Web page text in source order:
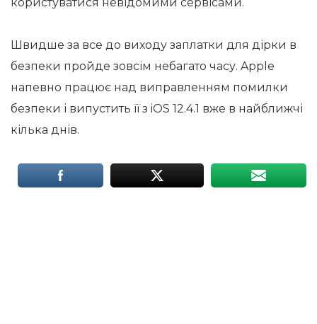
Швидше за все до виходу заплатки для дірки в
безпеки пройде зовсім небагато часу. Apple
напевно працює над виправленням помилки
безпеки і випустить її з iOS 12.4.1 вже в найближчі
кілька днів.